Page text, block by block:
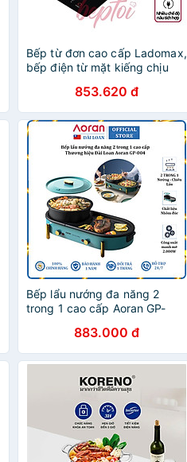
Bếp từ đơn cao cấp Ladomax,
bếp điện từ mặt kiếng chịu
( Tặng kèm nồi lẩu )_Hàng
chính hãng
853.620 đ
Bếp lẩu nướng đa năng 2
trong 1 cao cấp Aoran GP-
Hàng Chính Hãng
883.000 đ